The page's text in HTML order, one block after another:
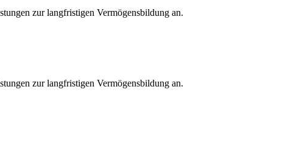
zur langfristigen Vermögensbildung an.
zur langfristigen Vermögensbildung an.